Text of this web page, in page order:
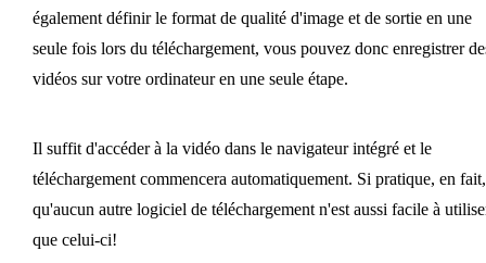
également définir le format de qualité d'image et de sortie en une
seule fois lors du téléchargement, vous pouvez donc enregistrer
vidéos sur votre ordinateur en une seule étape.
Il suffit d'accéder à la vidéo dans le navigateur intégré et le
téléchargement commencera automatiquement. Si pratique, en fait,
qu'aucun autre logiciel de téléchargement n'est aussi facile à
que celui-ci!